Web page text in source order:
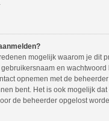
mogelijk waarom je dit
en wachtwoord
opnemen met de
bent. Het is ook mogelijk
de beheerder opgelost